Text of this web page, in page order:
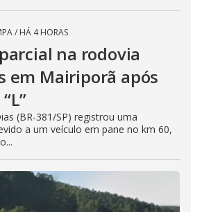
/ HÁ 4 HORAS
na rodovia
em Mairiporã após
(BR-381/SP) registrou uma
a um veículo em pane no km 60,